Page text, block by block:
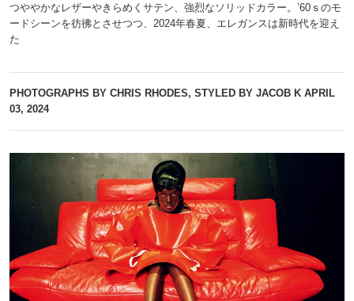
つややかなレザーやきらめくサテン、強烈なソリッドカラー。’60ｓのモ
ードシーンを彷彿とさせつつ、2024年春夏、エレガンスは新時代を迎え
た
PHOTOGRAPHS BY CHRIS RHODES, STYLED BY JACOB KAPRIL
03, 2024